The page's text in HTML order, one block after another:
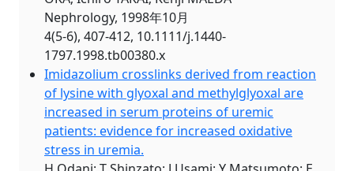
Nephrology, 1998年10月
4(5-6), 407-412, 10.1111/j.1440-
1797.1998.tb00380.x
Imidazolium crosslinks derived from reaction
of lysine with glyoxal and methylglyoxal are
increased in serum proteins of uremic
patients: evidence for increased oxidative
stress in uremia.